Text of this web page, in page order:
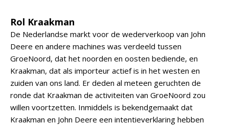
Rol Kraakman
De Nederlandse markt voor de wederverkoop van John
Deere en andere machines was verdeeld tussen
GroeNoord, dat het noorden en oosten bediende, en
Kraakman, dat als importeur actief is in het westen en
zuiden van ons land. Er deden al meteen geruchten de
ronde dat Kraakman de activiteiten van GroeNoord zou
willen voortzetten. Inmiddels is bekendgemaakt dat
Kraakman en John Deere een intentieverklaring hebben